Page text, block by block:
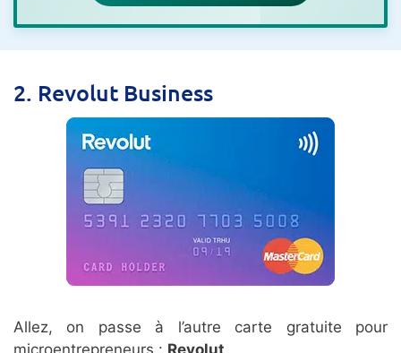
2. Revolut Business
Allez, on passe à l’autre carte gratuite pour